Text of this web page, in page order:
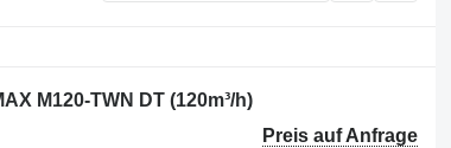
M120-TWN DT (120m³/h)
Preis auf Anfrage